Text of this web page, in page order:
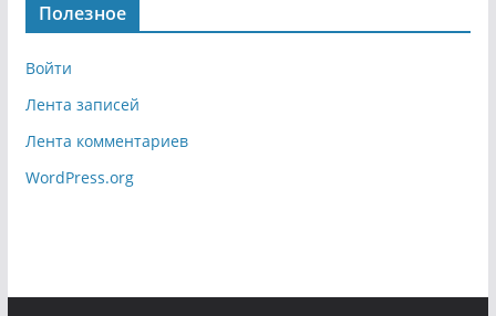
Полезное
Войти
Лента записей
Лента комментариев
WordPress.org